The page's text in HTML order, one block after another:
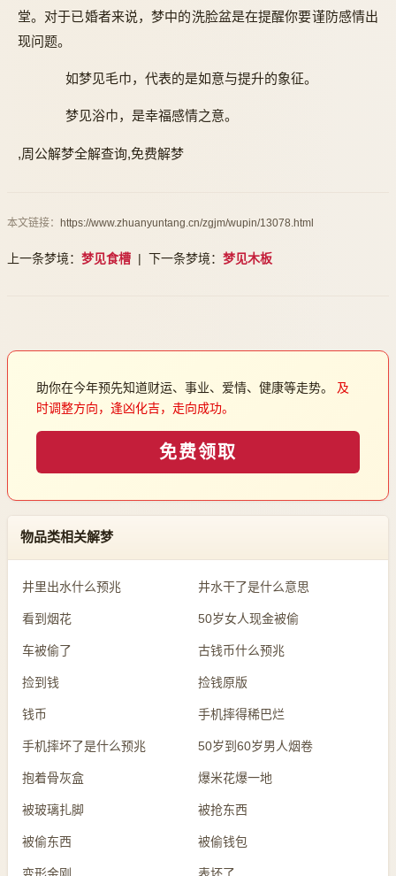
堂。对于已婚者来说，梦中的洗脸盆是在提醒你要谨防感情出
现问题。
如梦见毛巾，代表的是如意与提升的象征。
梦见浴巾，是幸福感情之意。
,周公解梦全解查询,免费解梦
本文链接： https://www.zhuanyuntang.cn/zgjm/wupin/13078.html
上一条梦境： 梦见食槽 | 下一条梦境： 梦见木板
助你在今年预先知道财运、事业、爱情、健康等走势。 及
时调整方向，逢凶化吉，走向成功。
免费领取
物品类相关解梦
井里出水什么预兆 井水干了是什么意思
看到烟花 50岁女人现金被偷
车被偷了 古钱币什么预兆
捡到钱 捡钱原版
钱币 手机摔得稀巴烂
手机摔坏了是什么预兆 50岁到60岁男人烟卷
抱着骨灰盒 爆米花爆一地
被玻璃扎脚 被抢东西
被偷东西 被偷钱包